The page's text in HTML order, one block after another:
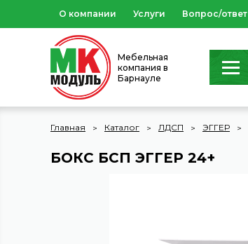
О компании Услуги Вопрос/ответ
Мебельная
компания в
Барнауле
Главная Каталог ЛДСП ЭГГЕР
БОКС БСП ЭГГЕР 24+